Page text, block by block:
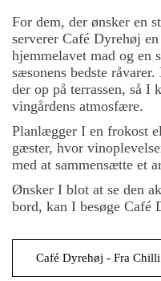
For dem, der ønsker en
serverer Café Dyrehøj
hjemmelavet mad og en
sæsonens bedste
der op på terrassen, så I
vingårdens atmosfære.
Planlægger I en frokost
gæster, hvor
med at sammensætte et
Ønsker I blot at se den
bord, kan I besøge Café
Café Dyrehøj - Fra